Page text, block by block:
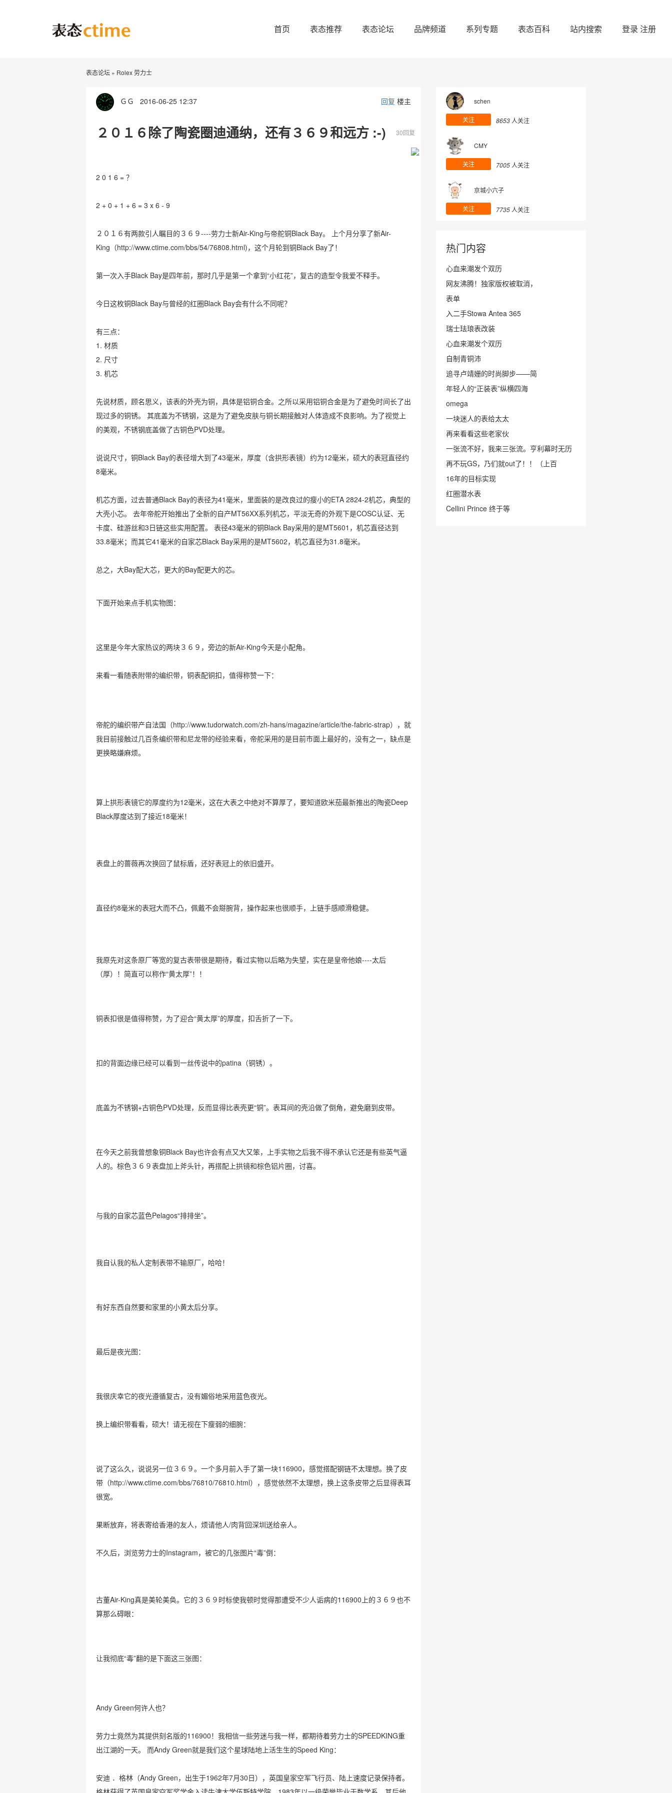
首页 表态推荐 表态论坛 品牌频道 系列专题 表态百科 站内搜索 登录 注册
表态论坛 » Rolex 劳力士
回复 楼主
ＧＧ 2016-06-25 12:37
２０１６除了陶瓷圈迪通纳，还有３６９和远方 :-) 30回复
2 0 1 6 = ？
2 + 0 + 1 + 6 = 3 x 6 - 9
２０１６有两款引人瞩目的３６９----劳力士新Air-King与帝舵铜Black Bay。 上个月分享了新Air-
King（http://www.ctime.com/bbs/54/76808.html)，这个月轮到铜Black Bay了！
第一次入手Black Bay是四年前，那时几乎是第一个拿到“小红花”，复古的造型令我爱不释手。
今日这枚铜Black Bay与曾经的红圈Black Bay会有什么不同呢？
有三点：
1. 材质
2. 尺寸
3. 机芯
先说材质，顾名思义，该表的外壳为铜，具体是铝铜合金。之所以采用铝铜合金是为了避免时间长了出
现过多的铜锈。 其底盖为不锈钢，这是为了避免皮肤与铜长期接触对人体造成不良影响。为了视觉上
的美观，不锈钢底盖做了古铜色PVD处理。
说说尺寸，铜Black Bay的表径增大到了43毫米，厚度（含拱形表镜）约为12毫米，硕大的表冠直径约
8毫米。
机芯方面，过去普通Black Bay的表径为41毫米，里面装的是改良过的瘦小的ETA 2824-2机芯，典型的
大壳小芯。 去年帝舵开始推出了全新的自产MT56XX系列机芯，平淡无奇的外观下是COSC认证、无
卡度、硅游丝和3日链这些实用配置。 表径43毫米的铜Black Bay采用的是MT5601，机芯直径达到
33.8毫米；而其它41毫米的自家芯Black Bay采用的是MT5602，机芯直径为31.8毫米。
总之，大Bay配大芯，更大的Bay配更大的芯。
下面开始来点手机实物图：
这里是今年大家热议的两块３６９，旁边的新Air-King今天是小配角。
来看一看随表附带的编织带，铜表配铜扣，值得称赞一下：
帝舵的编织带产自法国（http://www.tudorwatch.com/zh-hans/magazine/article/the-fabric-strap），就
我目前接触过几百条编织带和尼龙带的经验来看，帝舵采用的是目前市面上最好的，没有之一，缺点是
更换略嫌麻烦。
算上拱形表镜它的厚度约为12毫米，这在大表之中绝对不算厚了，要知道欧米茄最新推出的陶瓷Deep
Black厚度达到了接近18毫米！
表盘上的蔷薇再次换回了鼠标盾，还好表冠上的依旧盛开。
直径约8毫米的表冠大而不凸，佩戴不会搿腕背，操作起来也很顺手，上链手感顺滑稳健。
我原先对这条原厂等宽的复古表带很是期待，看过实物以后略为失望，实在是皇帝他娘----太后
（厚）！简直可以称作“黄太厚”！！
铜表扣很是值得称赞，为了迎合“黄太厚”的厚度，扣舌折了一下。
扣的背面边缘已经可以看到一丝传说中的patina（铜锈）。
底盖为不锈钢+古铜色PVD处理，反而显得比表壳更“铜”。表耳间的壳沿做了倒角，避免磨到皮带。
在今天之前我曾想象铜Black Bay也许会有点又大又笨，上手实物之后我不得不承认它还是有些英气逼
人的。棕色３６９表盘加上斧头针，再搭配上拱镜和棕色铝片圈，讨喜。
与我的自家芯蓝色Pelagos“排排坐”。
我自认我的私人定制表带不输原厂，哈哈！
有好东西自然要和家里的小黄太后分享。
最后是夜光图：
我很庆幸它的夜光遵循复古，没有媚俗地采用蓝色夜光。
换上编织带看看，硕大！请无视在下瘦弱的细腕：
说了这么久，说说另一位３６９。一个多月前入手了第一块116900，感觉搭配钢链不太理想。换了皮
带（http://www.ctime.com/bbs/76810/76810.html），感觉依然不太理想，换上这条皮带之后显得表耳
很宽。
果断放弃，将表寄给香港的友人，烦请他人/肉背回深圳送给亲人。
不久后，浏览劳力士的Instagram，被它的几张图片“毒”倒：
古董Air-King真是美轮美奂。它的３６９时标使我顿时觉得那遭受不少人诟病的116900上的３６９也不
算那么碍眼：
让我彻底“毒”翻的是下面这三张图：
Andy Green何许人也？
劳力士竟然为其提供刻名版的116900！我相信一些劳迷与我一样，都期待着劳力士的SPEEDKING重
出江湖的一天。 而Andy Green就是我们这个星球陆地上活生生的Speed King：
安迪 ．格林（Andy Green，出生于1962年7月30日），英国皇家空军飞行员、陆上速度记录保持者。
schen
8653 人关注
关注
CMY
7005 人关注
关注
京城小六子
7735 人关注
关注
热门内容
心血来潮发个双历
网友沸腾！独家版权被取消，
表单
入二手Stowa Antea 365
瑞士珐琅表改装
心血来潮发个双历
自制青铜沛
追寻卢靖姗的时尚脚步——简
年轻人的“正装表”纵横四海
omega
一块迷人的表给太太
再来看看这些老家伙
一张流不好，我来三张流。亨利幕时无历
再不玩GS，乃们就out了！！（上百
16年的目标实现
红圈潜水表
Cellini Prince 终于等